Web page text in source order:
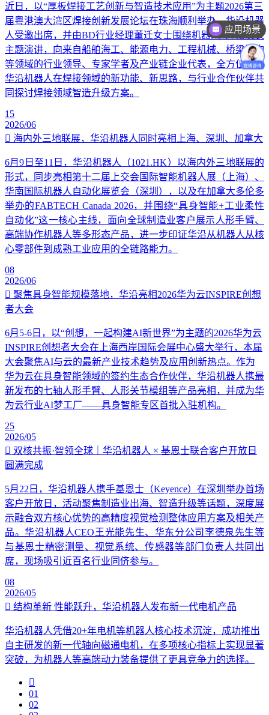
近日，以“厚板焊接工艺创新与智造技术应用”为主题2026第三
届粤港澳大湾区焊接创新发展论坛在珠海顺利举办。华沿机器
人受邀出席，并由BD行业经理董迁女士围绕机器人+焊接发表
主题演讲，向来自船舶海工、能源电力、工程机械、桥梁钢构
等领域的行业领导、专家学者及产业链企业代表，全方位讲解
华沿机器人在焊接领域的新功能、新思路，与行业合作伙伴共
同探讨焊接领域智造升级方案。
15
2026/06
海内外三地联展，华沿机器人同时亮相上海、深圳、加拿大
6月9日至11日，华沿机器人（1021.HK）以海内外三地联展的
形式，同步亮相第十二届上交会国际智能机器人展（上海）、
华南国际机器人自动化展览会（深圳），以及在加拿大多伦多
举办的FABTECH Canada 2026，并围绕“具身智能+工业柔性
自动化”这一核心主线，面向全球制造业客户展示人形手臂、
高端协作机器人等多形态产品，进一步印证华沿从机器人从核
心零部件到成熟工业应用的全链路能力。
08
2026/06
聚焦具身智能规模落地，华沿亮相2026华为云INSPIRE创想
者大会
6月5-6日，以“创想，一起构建AI新世界”为主题的2026华为云
INSPIRE创想者大会在上海西岸国际会展中心盛大举行，本届
大会聚焦AI与云的最新产业技术趋势及应用创新热点。作为
华为云在具身智能领域的签约生态合作伙伴，华沿机器人携最
新发布的七轴人形手臂、人形关节模组等产品亮相，并成为华
为云行业AI梦工厂——具身智能专区首批入驻机构。
25
2026/05
双核共振·智领全球｜华沿机器人 × 基恩士联合客户开放日
圆满完成
5月22日，华沿机器人携手基恩士（Keyence）在深圳举办首场
客户开放日，活动聚焦制造业出海、智造升级等话题，深度展
示融合双方核心优势的高精度视觉检测整体应用方案及相关产
品。华沿机器人CEO王光能先生、华东分公司李德泉先生等
与基恩士精密测量、视觉系统、传感器等部门负责人共同出
席，现场吸引近百名行业同侪参与。
08
2026/05
结构革新 性能跃升，华沿机器人发布新一代电机产品
华沿机器人凭借20+年电机等机器人核心技术沉淀，成功推出
自主研发的新一代轴向磁通电机，在多项核心指标上实现显著
突破，为机器人等高端动力装备提供了更具竞争力的选择。
01
02
应用场景